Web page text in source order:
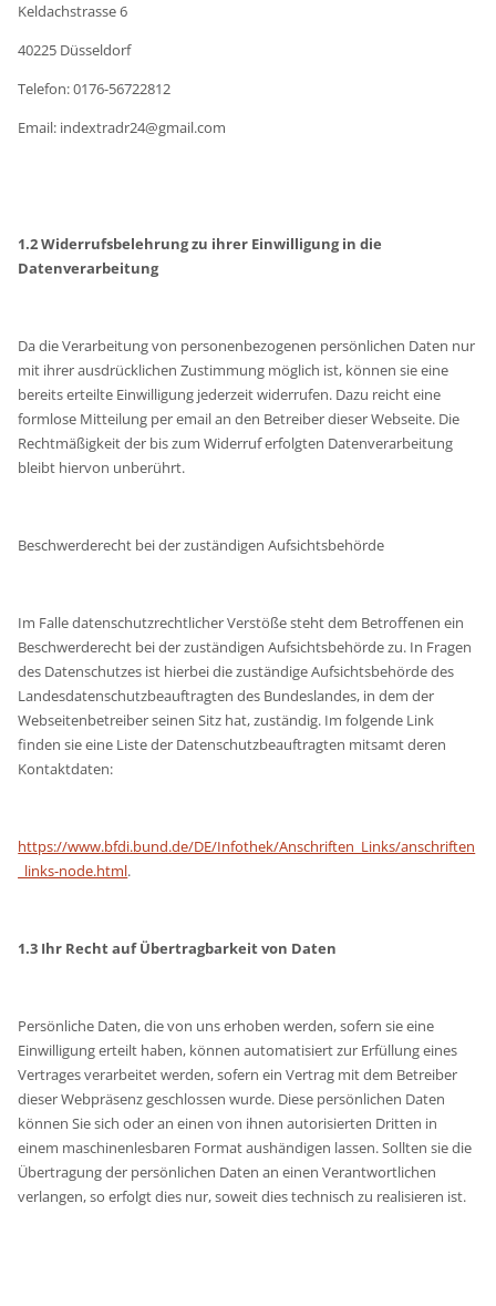
Keldachstrasse 6
40225 Düsseldorf
Telefon: 0176-56722812
Email: indextradr24@gmail.com
1.2 Widerrufsbelehrung zu ihrer Einwilligung in die
Datenverarbeitung
Da die Verarbeitung von personenbezogenen persönlichen Daten nur
mit ihrer ausdrücklichen Zustimmung möglich ist, können sie eine
bereits erteilte Einwilligung jederzeit widerrufen. Dazu reicht eine
formlose Mitteilung per email an den Betreiber dieser Webseite. Die
Rechtmäßigkeit der bis zum Widerruf erfolgten Datenverarbeitung
bleibt hiervon unberührt.
Beschwerderecht bei der zuständigen Aufsichtsbehörde
Im Falle datenschutzrechtlicher Verstöße steht dem Betroffenen ein
Beschwerderecht bei der zuständigen Aufsichtsbehörde zu. In Fragen
des Datenschutzes ist hierbei die zuständige Aufsichtsbehörde des
Landesdatenschutzbeauftragten des Bundeslandes, in dem der
Webseitenbetreiber seinen Sitz hat, zuständig. Im folgende Link
finden sie eine Liste der Datenschutzbeauftragten mitsamt deren
Kontaktdaten:
https://www.bfdi.bund.de/DE/Infothek/Anschriften_Links/anschriften
_links-node.html.
1.3 Ihr Recht auf Übertragbarkeit von Daten
Persönliche Daten, die von uns erhoben werden, sofern sie eine
Einwilligung erteilt haben, können automatisiert zur Erfüllung eines
Vertrages verarbeitet werden, sofern ein Vertrag mit dem Betreiber
dieser Webpräsenz geschlossen wurde. Diese persönlichen Daten
können Sie sich oder an einen von ihnen autorisierten Dritten in
einem maschinenlesbaren Format aushändigen lassen. Sollten sie die
Übertragung der persönlichen Daten an einen Verantwortlichen
verlangen, so erfolgt dies nur, soweit dies technisch zu realisieren ist.